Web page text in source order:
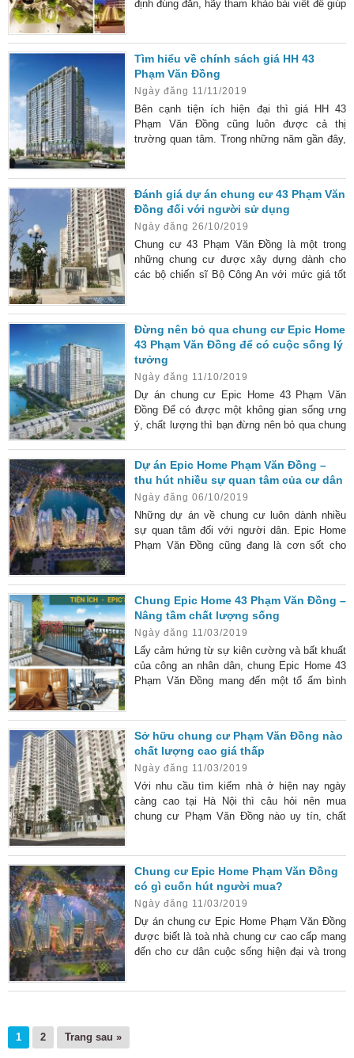
định đúng đắn, hãy tham khảo bài viết để giúp
đây là chung cư xây dựng thuộc nhà ở xã hội
dành cho các cán bộ công an. Do vậy nếu xét
kỹ về tính pháp lý thì khách hàng sẽ rất yên
Tìm hiểu về chính sách giá HH 43
Phạm Văn Đồng
Ngày đăng 11/11/2019
Bên cạnh tiện ích hiện đại thì giá HH 43
Phạm Văn Đồng cũng luôn được cả thị
trường quan tâm. Trong những năm gần đây,
đủ với số lượng dân sinh sống trên Hà Nội
ngày càng tăng cao. Để giúp bạn đọc có thêm
sự lựa chọn, chúng tôi sẽ giới thiệu một dự
án có giá HH
Đánh giá dự án chung cư 43 Phạm Văn
Đồng đối với người sử dụng
Ngày đăng 26/10/2019
Chung cư 43 Phạm Văn Đồng là một trong
những chung cư được xây dựng dành cho
các bộ chiến sĩ Bộ Công An với mức giá tốt
cao cấp, đầy đủ tiện nghi. Mỗi chung có kết
cấu về cơ sở hạ tầng nhằm mang đến cuộc
sống như mơ đúng theo định nghĩa “chung cư
hiện đại của thế
Đừng nên bỏ qua chung cư Epic Home
43 Phạm Văn Đồng để có cuộc sống lý
tưởng
Ngày đăng 11/10/2019
Dự án chung cư Epic Home 43 Phạm Văn
Đồng Để có được một không gian sống ưng
ý, chất lượng thì bạn đừng nên bỏ qua chung
chung cư cao cấp khác nhau. Khi số lượng
người dân sinh sống càng tăng như hiện nay
thì nguồn cung căn hộ chưa bao giờ là đủ cả.
Bạn đang muốn tìm kiếm dự án chung cư
chất lượng trên địa bàn phía
Dự án Epic Home Phạm Văn Đồng –
thu hút nhiều sự quan tâm của cư dân
Ngày đăng 06/10/2019
Những dự án về chung cư luôn dành nhiều
sự quan tâm đối với người dân. Epic Home
Phạm Văn Đồng cũng đang là cơn sốt cho
chiến sĩ của bộ công an. Dự án với nhiều
dịch vụ và tiện ích tốt nhất. vì sao chúng lại
“hot” đến vậy? Cùng tìm hiểu rõ về dự án
Chung Epic Home 43 Phạm Văn Đồng –
Nâng tầm chất lượng sống
Ngày đăng 11/03/2019
Lấy cảm hứng từ sự kiên cường và bất khuất
của công an nhân dân, chung Epic Home 43
Phạm Văn Đồng mang đến một tổ ấm bình
phía Tây của thủ đô. Với ưu điểm được
hưởng lại hệ thống tiện ích nội khu đồng bộ,
dự án xứng đáng trở thành chốn an cư lý
tưởng cho mọi người. Điểm làm
Sở hữu chung cư Phạm Văn Đồng nào
chất lượng cao giá thấp
Ngày đăng 11/03/2019
Với nhu cầu tìm kiếm nhà ở hiện nay ngày
càng cao tại Hà Nội thì câu hỏi nên mua
chung cư Phạm Văn Đồng nào uy tín, chất
với mức giá thấp. Chỉ cần bạn đăng ký tham
khảo các mẫu chung cư mà mình mong muốn
là có thể dễ dàng đặt mua và đến để thăm
quan các
Chung cư Epic Home Phạm Văn Đồng
có gì cuốn hút người mua?
Ngày đăng 11/03/2019
Dự án chung cư Epic Home Phạm Văn Đồng
được biết là toà nhà chung cư cao cấp mang
đến cho cư dân cuộc sống hiện đại và trong
1 2 Trang sau »